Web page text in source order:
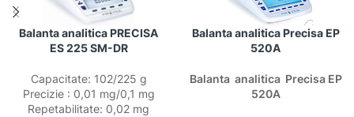
Balanta analitica PRECISA
ES 225 SM-DR
Capacitate: 102/225 g
Precizie : 0,01 mg/0,1 mg
Repetabilitate: 0,02 mg
Balanta analitica Precisa EP
520A
Balanta analitica Precisa EP
520A